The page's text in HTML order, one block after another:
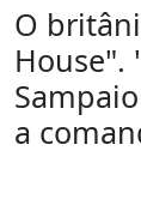
O
House".
a